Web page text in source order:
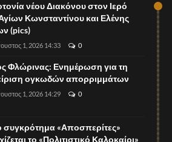
νέου Διακόνου στον Ιερό
Κωνσταντίνου και Ελένης
(pics)
1, 2026 14:33 0
Φλώρινας: Ενημέρωση για τη
ογκωδών απορριμμάτων
1, 2026 14:29 0
συγκρότημα «Αποσπερίτες»
το «Πολιτιστικό Καλοκαίρι»